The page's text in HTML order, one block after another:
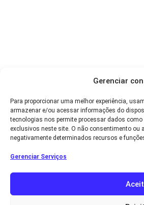
Gerenciar
Para proporcionar uma melhor experiência,
armazenar e/ou acessar informações do
tecnologias nos permite processar dados
exclusivos neste site. O não consentimento ou
negativamente determinados recursos e
Gerenciar Serviços